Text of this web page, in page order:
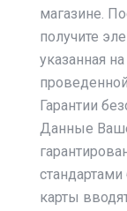
магазине.
получите
указанная
Гарантии
Данные
карты